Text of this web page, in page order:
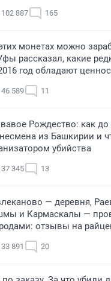
102 887 165
монетах можно
рассказал, какие
год обладают
46 589 11
Рождество: как до
из Башкирии и
убийства
37 345 13
— деревня,
и Кармаскалы —
отзывы на
33 891 20